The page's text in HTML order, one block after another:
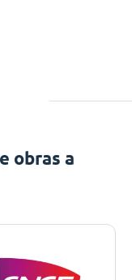
obras a